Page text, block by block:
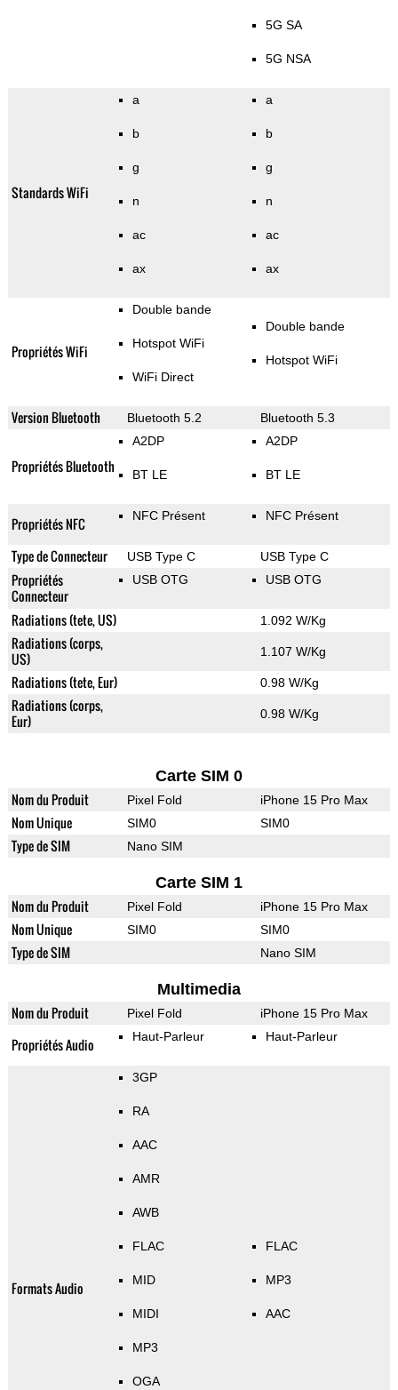
5G SA
5G NSA
Standards WiFi
a
b
g
n
ac
ax
a
b
g
n
ac
ax
Propriétés WiFi
Double bande
Hotspot WiFi
WiFi Direct
Double bande
Hotspot WiFi
Version Bluetooth Bluetooth 5.2 Bluetooth 5.3
Propriétés Bluetooth
A2DP
BT LE
A2DP
BT LE
Propriétés NFC NFC Présent NFC Présent
Type de Connecteur USB Type C USB Type C
Propriétés
Connecteur
USB OTG USB OTG
Radiations (tete, US) 1.092 W/Kg
Radiations (corps,
US)
1.107 W/Kg
Radiations (tete, Eur) 0.98 W/Kg
Radiations (corps,
Eur)
0.98 W/Kg
Carte SIM 0
Nom du Produit Pixel Fold iPhone 15 Pro Max
Nom Unique SIM0 SIM0
Type de SIM Nano SIM
Carte SIM 1
Nom du Produit Pixel Fold iPhone 15 Pro Max
Nom Unique SIM0 SIM0
Type de SIM Nano SIM
Multimedia
Nom du Produit Pixel Fold iPhone 15 Pro Max
Propriétés Audio Haut-Parleur Haut-Parleur
Formats Audio
3GP
RA
AAC
AMR
AWB
FLAC
MID
MIDI
MP3
OGA
FLAC
MP3
AAC